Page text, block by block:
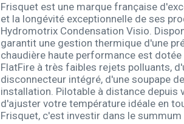
Frisquet est une marque française
et la longévité exceptionnelle de ses
Hydromotrix Condensation Visio.
garantit une gestion thermique d'une
chaudière haute performance est
FlatFire à très faibles rejets polluants,
disconnecteur intégré, d'une soupape
installation. Pilotable à distance depuis
d'ajuster votre température idéale en
Frisquet, c'est investir dans le